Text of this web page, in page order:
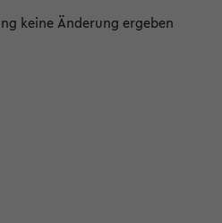
keine Änderung ergeben